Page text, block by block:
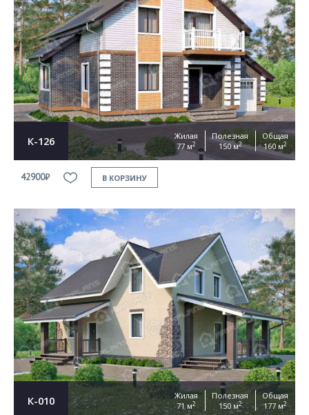
К-126
Жилая
77 м2
Полезная
150 м2
Общая
160 м2
42900₽ В КОРЗИНУ
К-010
Жилая
71 м2
Полезная
150 м2
Общая
177 м2